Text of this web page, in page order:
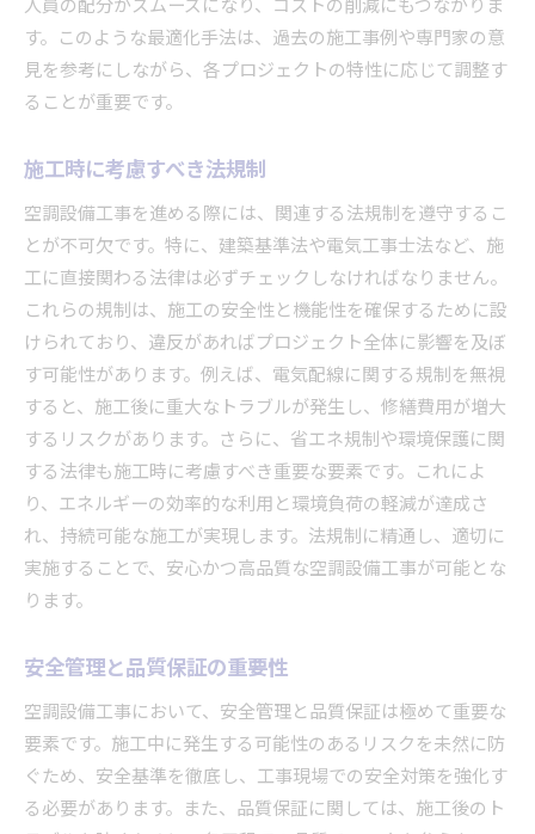
人員の配分がスムーズになり、コストの削減にもつながりま
す。このような最適化手法は、過去の施工事例や専門家の意
見を参考にしながら、各プロジェクトの特性に応じて調整す
ることが重要です。
施工時に考慮すべき法規制
空調設備工事を進める際には、関連する法規制を遵守するこ
とが不可欠です。特に、建築基準法や電気工事士法など、施
工に直接関わる法律は必ずチェックしなければなりません。
これらの規制は、施工の安全性と機能性を確保するために設
けられており、違反があればプロジェクト全体に影響を及ぼ
す可能性があります。例えば、電気配線に関する規制を無視
すると、施工後に重大なトラブルが発生し、修繕費用が増大
するリスクがあります。さらに、省エネ規制や環境保護に関
する法律も施工時に考慮すべき重要な要素です。これによ
り、エネルギーの効率的な利用と環境負荷の軽減が達成さ
れ、持続可能な施工が実現します。法規制に精通し、適切に
実施することで、安心かつ高品質な空調設備工事が可能とな
ります。
安全管理と品質保証の重要性
空調設備工事において、安全管理と品質保証は極めて重要な
要素です。施工中に発生する可能性のあるリスクを未然に防
ぐため、安全基準を徹底し、工事現場での安全対策を強化す
る必要があります。また、品質保証に関しては、施工後のト